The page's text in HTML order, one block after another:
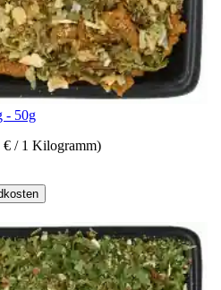
- 50g
€ / 1 Kilogramm)